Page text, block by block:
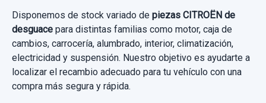
CITROËN C4 III (BA_, BB_, BC_) 1.2
PURETECH 130...
Garantía 1 año
9832713980
ELEVALUNAS TRASERO IZQUIERDO...
usado.
CITROËN C4 III (BA_, BB_, BC_) 1.2
PURETECH 130...
Consultar por whatsapp
AMORTIGUADOR DELANTERO DERECHO
9842991880
AMORTIGUADOR DELANTERO DERECHO...
usado.
CITROËN C4 III (BA_, BB_, BC_) 1.2
Disponemos de stock variado de piezas CITROËN de
desguace para distintas familias como motor, caja de
cambios, carrocería, alumbrado, interior, climatización,
electricidad y suspensión. Nuestro objetivo es ayudarte a
localizar el recambio adecuado para tu vehículo con una
compra más segura y rápida.